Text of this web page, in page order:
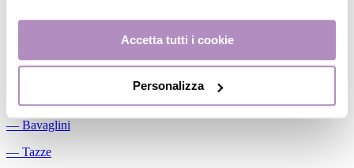
Accetta tutti i cookie
Personalizza
Conservalatte Materno
―Massaggiagengive
― Bavaglini
― Tazze